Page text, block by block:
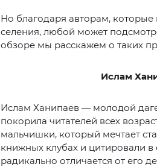
Но благодаря авторам,
селения, любой может
обзоре мы расскажем о таких
Ислам
Ислам Ханипаев — молодой
покорила читателей всех
мальчишки, который мечтает
книжных клубах и цитировали в
радикально отличается от его